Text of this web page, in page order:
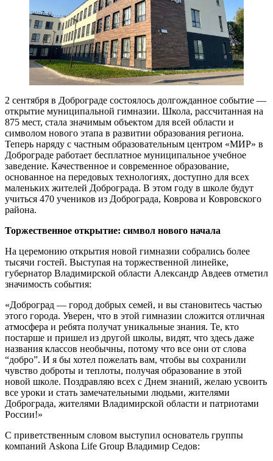
2 сентября в Доброграде состоялось долгожданное событие —
открытие муниципальной гимназии. Школа, рассчитанная на
875 мест, стала значимым объектом для всей области и
символом нового этапа в развитии образования региона.
Теперь наряду с частным образовательным центром «МИР» в
Доброграде работает бесплатное муниципальное учебное
заведение. Качественное и современное образование,
основанное на передовых технологиях, доступно для всех
маленьких жителей Доброграда. В этом году в школе будут
учиться 470 учеников из Доброграда, Коврова и Ковровского
района.
Торжественное открытие: символ нового начала
На церемонию открытия новой гимназии собрались более
тысячи гостей. Выступая на торжественной линейке,
губернатор Владимирской области Александр Авдеев отметил
значимость события:
«Доброград — город добрых семей, и вы становитесь частью
этого города. Уверен, что в этой гимназии сложится отличная
атмосфера и ребята получат уникальные знания. Те, кто
постарше и пришел из другой школы, видят, что здесь даже
названия классов необычны, потому что все они от слова
“добро”. И я бы хотел пожелать вам, чтобы вы сохранили
чувство доброты и теплоты, получая образование в этой
новой школе. Поздравляю всех с Днем знаний, желаю усвоить
все уроки и стать замечательными людьми, жителями
Доброграда, жителями Владимирской области и патриотами
России!»
С приветственным словом выступил основатель группы
компаний Askona Life Group Владимир Седов: